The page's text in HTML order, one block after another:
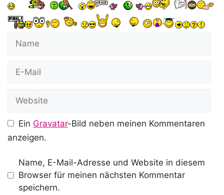
Mail
Ein Gravatar-Bild neben meinen Kommentaren
anzeigen.
Name, E-Mail-Adresse und Website in diesem
Browser für meinen nächsten Kommentar
speichern.